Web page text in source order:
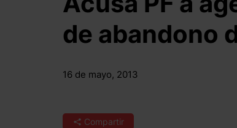
de abandono
16 de mayo, 2013
Compartir